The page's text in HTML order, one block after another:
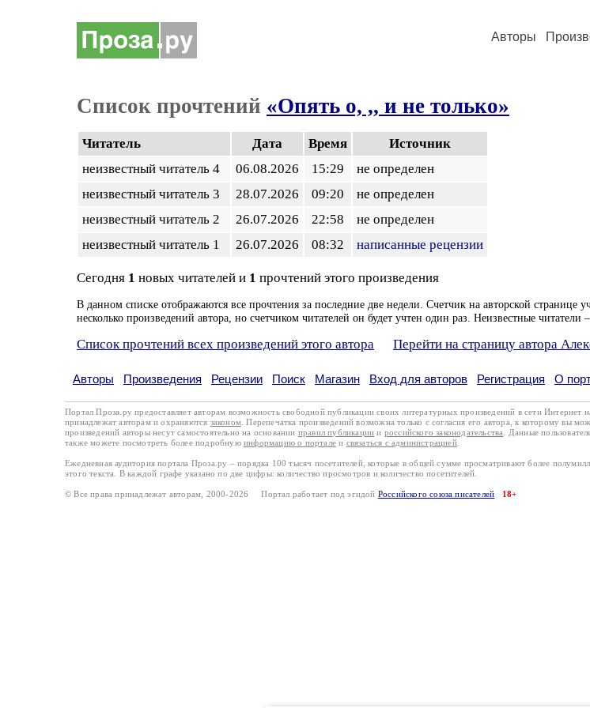
Авторы
Список прочтений «Опять о, ,, и не только»
Читатель Дата Время
Источник
неизвестный читатель 4
06.08.2026 15:29
не определен
неизвестный читатель 3
28.07.2026 09:20
не определен
неизвестный читатель 2
26.07.2026 22:58
не определен
неизвестный читатель 1
26.07.2026 08:32 написанные рецензии
Сегодня 1 новых читателей и 1 прочтений этого произведения
В данном списке отображаются все прочтения за последние две недели. Счетчик на авторской странице
несколько произведений автора, но счетчиком читателей он будет учтен один раз. Неизвестные
Список прочтений всех произведений этого автора Перейти на страницу автора
Авторы Произведения Рецензии Поиск Магазин Вход для авторов Регистрация О
Портал Проза.ру предоставляет авторам возможность свободной публикации своих литературных произведений в сети Интернет
принадлежат авторам и охраняются законом . Перепечатка произведений возможна только с согласия его автора, к которому вы
произведений авторы несут самостоятельно на основании правил публикации и российского законодательства . Данные
также можете посмотреть более подробную информацию о портале и связаться с администрацией.
Ежедневная аудитория портала Проза.ру – порядка 100 тысяч посетителей, которые в общей сумме просматривают более
этого текста. В каждой графе указано по две цифры: количество просмотров и количество посетителей.
© Все права принадлежат авторам, 2000-2026 Портал работает под эгидой Российского союза писателей 18+